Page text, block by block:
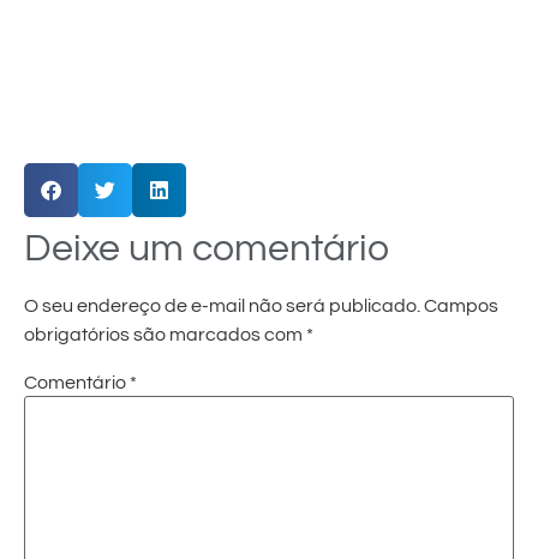
Deixe um comentário
O seu endereço de e-mail não será publicado.Campos
obrigatórios são marcados com *
Comentário *